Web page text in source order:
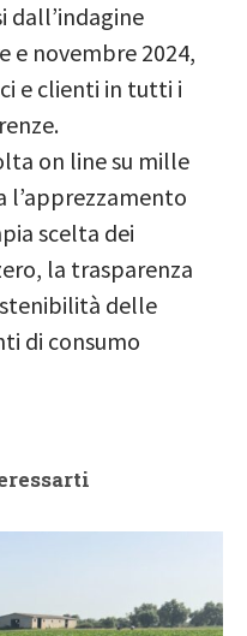
dall’indagine
e novembre 2024,
e clienti in tutti i
on line su mille
l’apprezzamento
scelta dei
la trasparenza
delle
di consumo